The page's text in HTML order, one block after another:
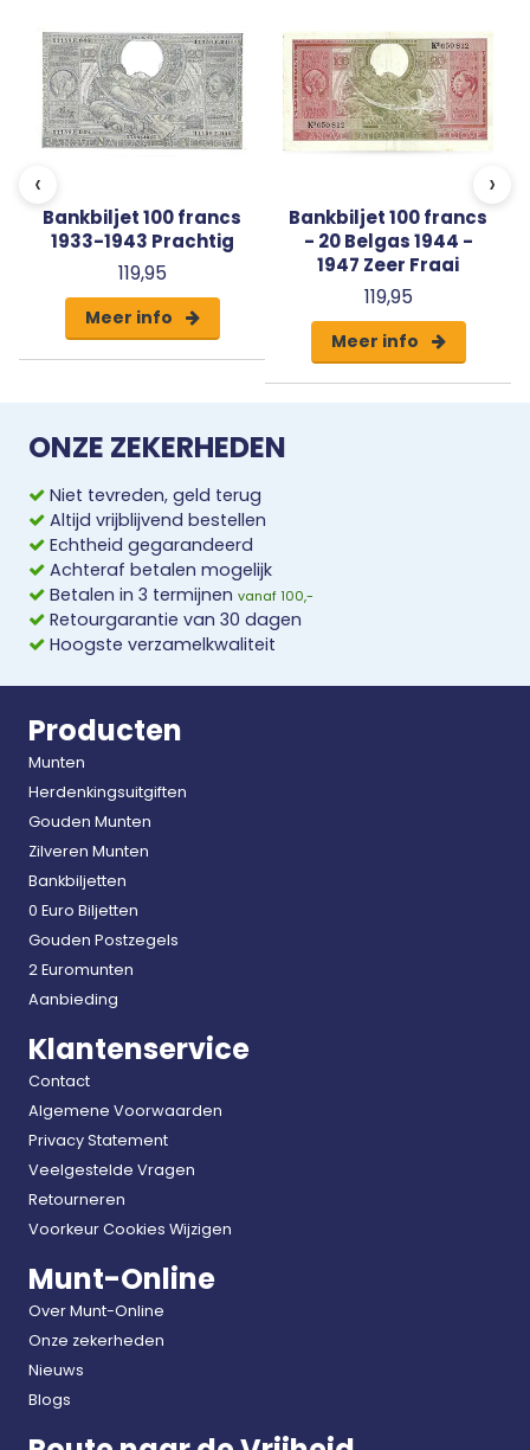
‹
Bankbiljet 100 francs
1933-1943 Prachtig
119,95
Meer info
Bankbiljet 100 francs
- 20 Belgas 1944 -
1947 Zeer Fraai
119,95
Meer info
›
ONZE ZEKERHEDEN
Niet tevreden, geld terug
Altijd vrijblijvend bestellen
Echtheid gegarandeerd
Achteraf betalen mogelijk
Betalen in 3 termijnen vanaf 100,-
Retourgarantie van 30 dagen
Hoogste verzamelkwaliteit
Producten
Munten
Herdenkingsuitgiften
Gouden Munten
Zilveren Munten
Bankbiljetten
0 Euro Biljetten
Gouden Postzegels
2 Euromunten
Aanbieding
Klantenservice
Contact
Algemene Voorwaarden
Privacy Statement
Veelgestelde Vragen
Retourneren
Voorkeur Cookies Wijzigen
Munt-Online
Over Munt-Online
Onze zekerheden
Nieuws
Blogs